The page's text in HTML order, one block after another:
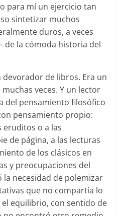
para mí un ejercicio tan
sintetizar muchos
duros, a veces
de la cómoda historia del
de libros. Era un
veces. Y un lector
del pensamiento filosófico
pensamiento propio:
eruditos o a las
de página, a las lecturas
de los clásicos en
y preocupaciones del
necesidad de polemizar
que no compartía lo
equilibrio, con sentido de